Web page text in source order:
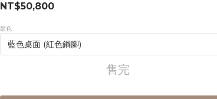
NT$50,800
顏色
售完